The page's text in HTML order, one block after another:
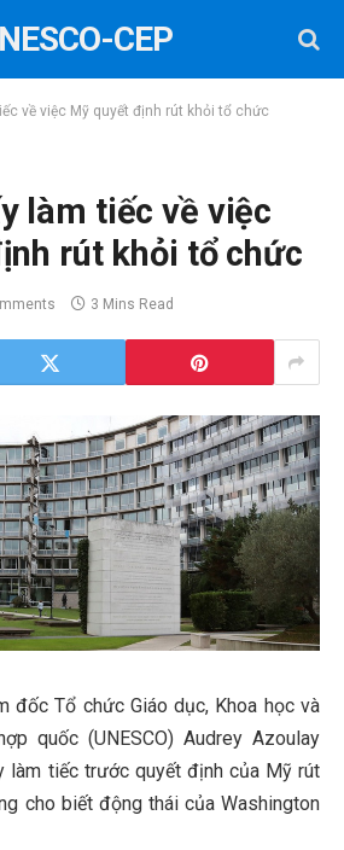
CEP
về việc Mỹ quyết định rút khỏi tổ chức
làm tiếc về việc
rút khỏi tổ chức
3 Mins Read
đốc Tổ chức Giáo dục, Khoa học và
quốc (UNESCO) Audrey Azoulay
làm tiếc trước quyết định của Mỹ rút
cho biết động thái của Washington